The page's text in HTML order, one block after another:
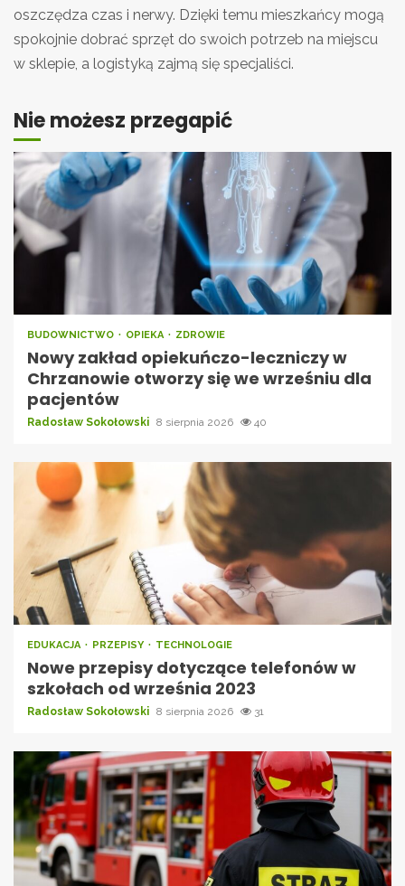
oszczędza czas i nerwy. Dzięki temu mieszkańcy mogą
spokojnie dobrać sprzęt do swoich potrzeb na miejscu
w sklepie, a logistyką zajmą się specjaliści.
Nie możesz przegapić
BUDOWNICTWO OPIEKA ZDROWIE
Nowy zakład opiekuńczo-leczniczy w
Chrzanowie otworzy się we wrześniu dla
pacjentów
Radosław Sokołowski 8 sierpnia 2026 40
EDUKACJA PRZEPISY TECHNOLOGIE
Nowe przepisy dotyczące telefonów w
szkołach od września 2023
Radosław Sokołowski 8 sierpnia 2026 31